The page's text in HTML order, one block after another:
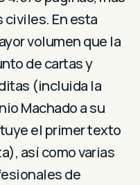
En esta
volumen que la
de cartas y
(incluida la
Machado a su
el primer texto
así como varias
de